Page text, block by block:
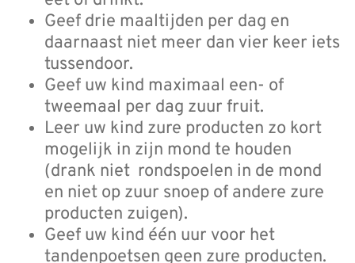
Geef drie maaltijden per dag en
daarnaast niet meer dan vier keer iets
tussendoor.
Geef uw kind maximaal een- of
tweemaal per dag zuur fruit.
Leer uw kind zure producten zo kort
mogelijk in zijn mond te houden
(drank niet rondspoelen in de mond
en niet op zuur snoep of andere zure
producten zuigen).
Geef uw kind één uur voor het
tandenpoetsen geen zure producten.